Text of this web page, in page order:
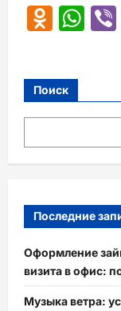
Поиск
Последние
Оформление
визита в офис:
Музыка ветра: